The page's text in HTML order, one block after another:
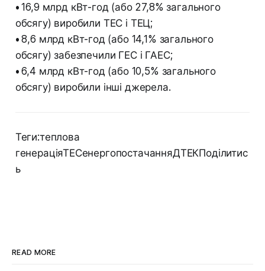
•16,9 млрд кВт-год (або 27,8% загального
обсягу) виробили ТЕС і ТЕЦ;
•8,6 млрд кВт-год (або 14,1% загального
обсягу) забезпечили ГЕС і ГАЕС;
•6,4 млрд кВт-год (або 10,5% загального
обсягу) виробили інші джерела.
Теги:теплова
генераціяТЕСенергопостачанняДТЕКПоділитис
ь
READ MORE